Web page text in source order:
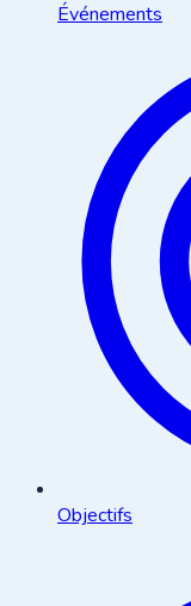
Événements
Objectifs